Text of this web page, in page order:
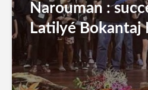
Narouman :
Latilyé Bokantaj